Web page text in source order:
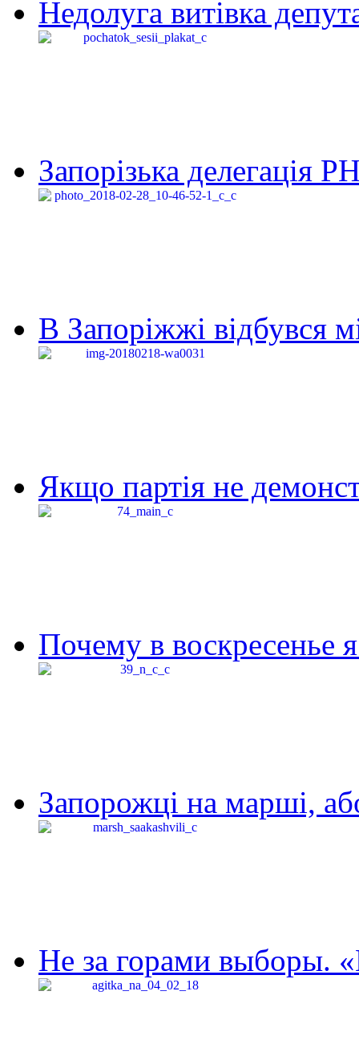
Недолуга витівка
Запорізька делегація
В Запоріжжі відбувся
Якщо партія не
Почему в воскресенье
Запорожці на марші,
Не за горами выборы.